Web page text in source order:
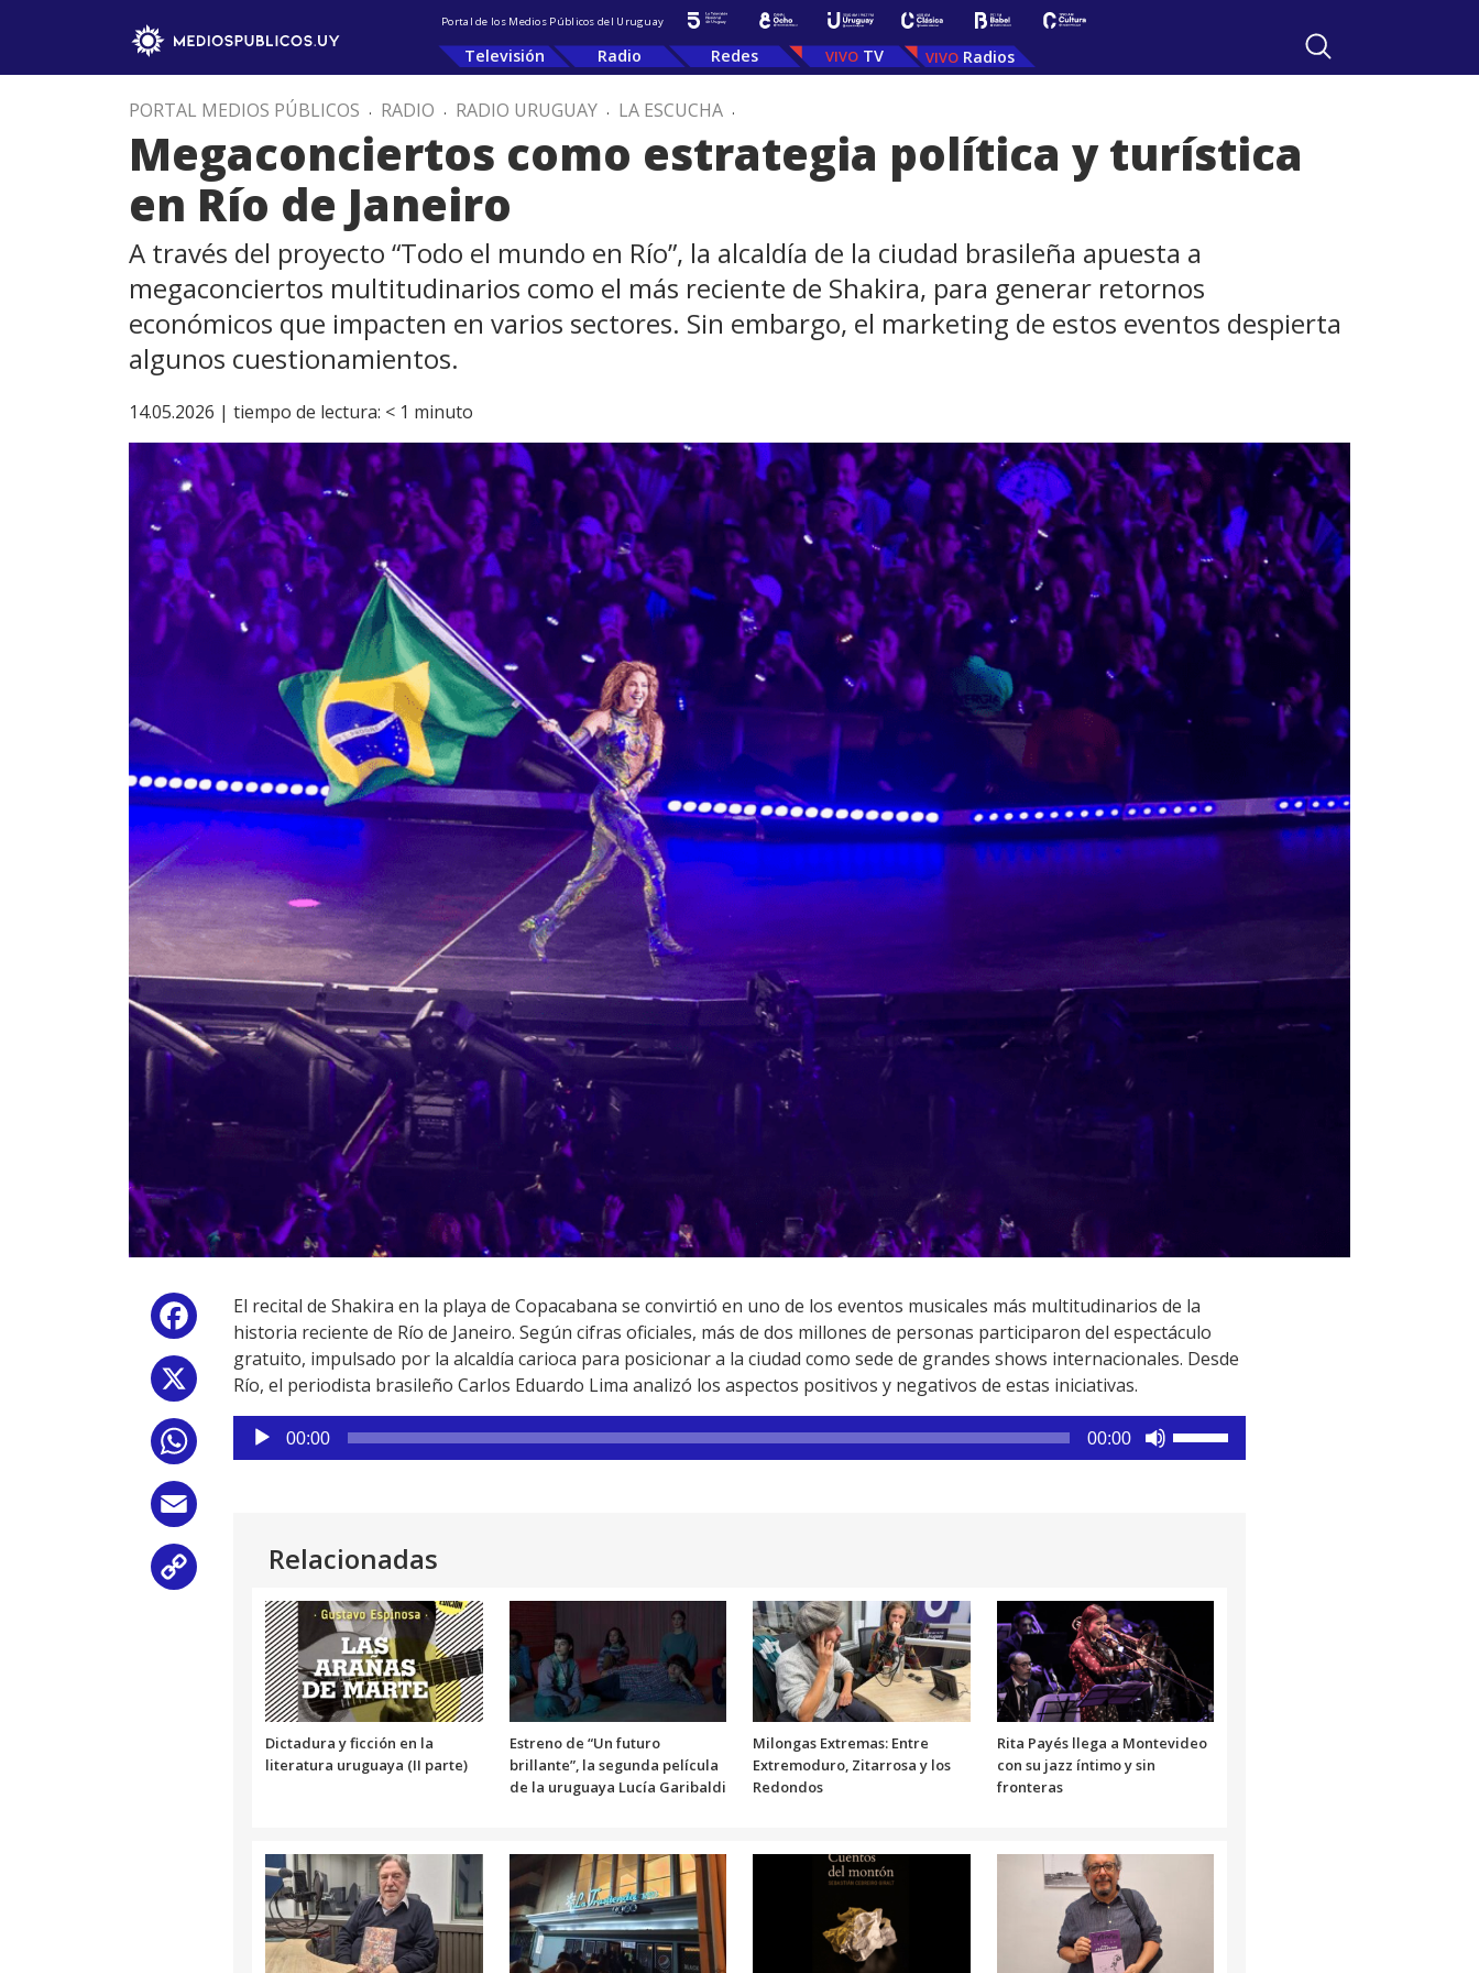
Portal de los Medios Públicos del Uruguay
Televisión Radio Redes TV Radios
PORTAL MEDIOS PÚBLICOS . RADIO . RADIO URUGUAY . LA ESCUCHA .
Megaconciertos como estrategia política y turística
en Río de Janeiro
A través del proyecto “Todo el mundo en Río”, la alcaldía de la ciudad brasileña apuesta a
megaconciertos multitudinarios como el más reciente de Shakira, para generar retornos
económicos que impacten en varios sectores. Sin embargo, el marketing de estos eventos despierta
algunos cuestionamientos.
14.05.2026 | tiempo de lectura: < 1 minuto
Facebook
WhatsApp
El recital de Shakira en la playa de Copacabana se convirtió en uno de los eventos musicales más multitudinarios de la
historia reciente de Río de Janeiro. Según cifras oficiales, más de dos millones de personas participaron del espectáculo
gratuito, impulsado por la alcaldía carioca para posicionar a la ciudad como sede de grandes shows internacionales. Desde
Río, el periodista brasileño Carlos Eduardo Lima analizó los aspectos positivos y negativos de estas iniciativas.
Reproductor
de
00:00 00:00
disminuir
el
volumen.
Relacionadas
Dictadura y ficción en la
literatura uruguaya (II parte)
Estreno de “Un futuro
brillante”, la segunda película
de la uruguaya Lucía Garibaldi
Milongas Extremas: Entre
Extremoduro, Zitarrosa y los
Redondos
Rita Payés llega a Montevideo
con su jazz íntimo y sin
fronteras